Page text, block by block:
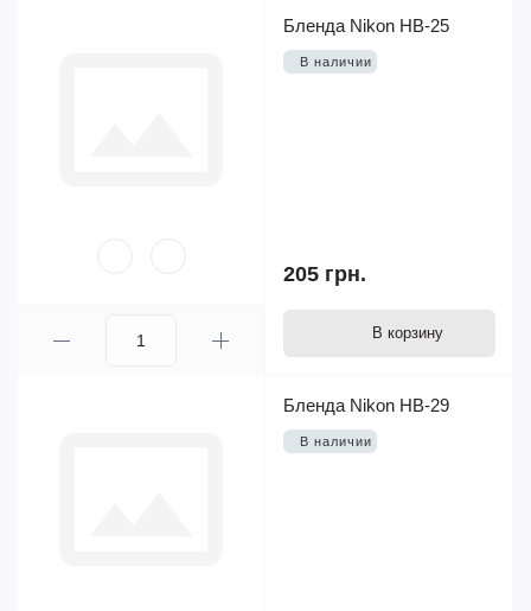
Бленда Nikon HB-25
В наличии
205 грн.
В корзину
Бленда Nikon HB-29
В наличии